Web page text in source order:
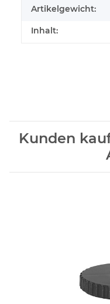
Artikelgewicht:
Inhalt:
Kunden